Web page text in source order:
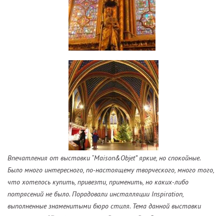
Впечатления от выставки “Maison&Objet” яркие, но спокойные.
Было много интересного, по-настоящему творческого, много того,
что хотелось купить, привезти, применить, но каких-либо
потрясений не было. Порадовали инсталляции Inspiration,
выполненные знаменитыми бюро стиля. Тема данной выставки